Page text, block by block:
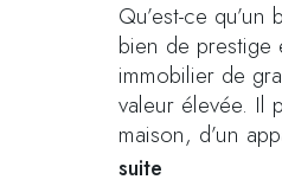
Qu’est-ce
bien de prestige
immobilier de
valeur élevée. Il
maison, d’un
suite